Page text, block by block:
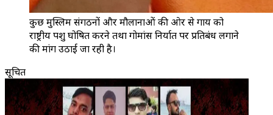
कुछ मुस्लिम संगठनों और मौलानाओं की ओर से गाय को
राष्ट्रीय पशु घोषित करने तथा गोमांस निर्यात पर प्रतिबंध लगाने
की मांग उठाई जा रही है।
सूचित